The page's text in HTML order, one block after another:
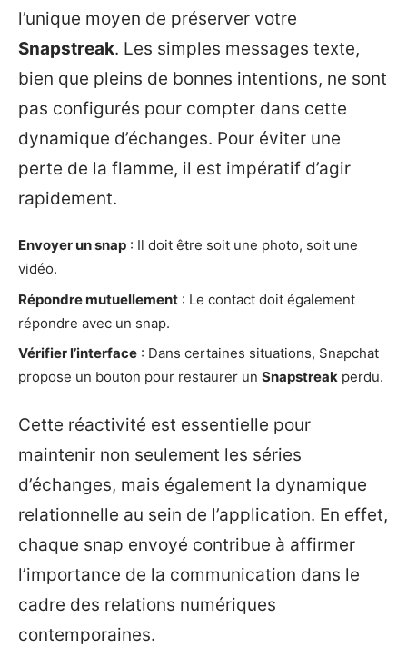
l’unique moyen de préserver votre
Snapstreak. Les simples messages texte,
bien que pleins de bonnes intentions, ne sont
pas configurés pour compter dans cette
dynamique d’échanges. Pour éviter une
perte de la flamme, il est impératif d’agir
rapidement.
Envoyer un snap : Il doit être soit une photo, soit une
vidéo.
Répondre mutuellement : Le contact doit également
répondre avec un snap.
Vérifier l’interface : Dans certaines situations, Snapchat
propose un bouton pour restaurer un Snapstreak perdu.
Cette réactivité est essentielle pour
maintenir non seulement les séries
d’échanges, mais également la dynamique
relationnelle au sein de l’application. En effet,
chaque snap envoyé contribue à affirmer
l’importance de la communication dans le
cadre des relations numériques
contemporaines.